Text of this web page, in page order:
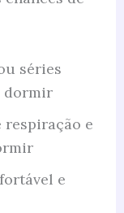
séries
dormir
e
e